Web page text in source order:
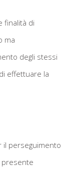
finalità di
ma
degli stessi
effettuare la
il perseguimento
presente